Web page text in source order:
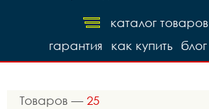
каталог товаров
блог
как купить
гарантия
Товаров — 25